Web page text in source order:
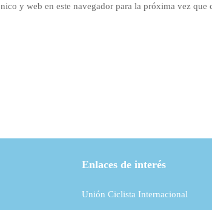
y web en este navegador para la próxima vez que
Enlaces de interés
Unión Ciclista Internacional